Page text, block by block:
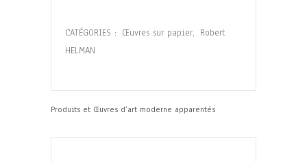
CATÉGORIES : Œuvres sur papier, Robert
HELMAN
Produits et Œuvres d’art moderne apparentés